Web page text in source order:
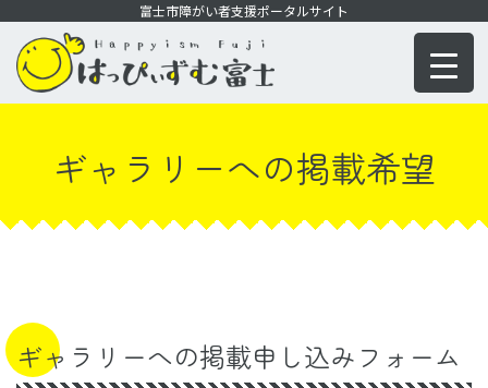
ン
動
富士市障がい者支援ポータルサイト
ギャラリーへの掲載希望
ギャラリーへの掲載申し込みフォーム